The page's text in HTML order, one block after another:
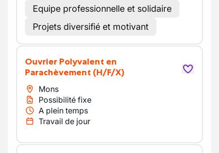
Equipe professionnelle et solidaire
Projets diversifié et motivant
Ouvrier Polyvalent en
Parachèvement (H/F/X)
Mons
Possibilité fixe
A plein temps
Travail de jour